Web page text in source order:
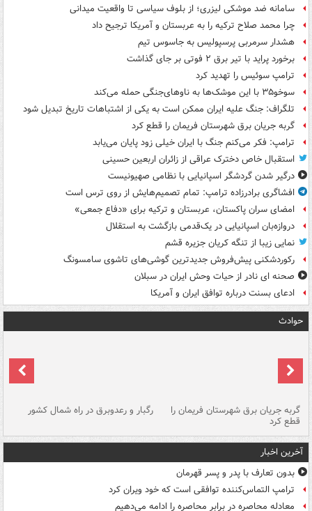
سامانه ضد موشکی لیزری؛ از بلوف سیاسی تا واقعیت میدانی
چرا محمد صلاح ترکیه را به عربستان و آمریکا ترجیح داد
هشدار سرمربی پرسپولیس به جاسوس تیم
برخورد پراید با تیر برق ۲ فوتی بر جای گذاشت
ترامپ سوئیس را تهدید کرد
سوخو۳۵ با این موشک‌ها به ناوهای‌جنگی حمله می‌کند
تلگراف: جنگ علیه ایران ممکن است به یکی از اشتباهات تاریخ تبدیل شود
گربه جریان برق شهرستان فریمان را قطع کرد
ترامپ: فکر می‌کنم جنگ با ایران خیلی زود پایان می‌یابد
استقبال خاص دخترک عراقی از زائران اربعین حسینی
درگیر شدن گردشگر اسپانیایی با نظامی صهیونیست
افشاگری برادرزاده ترامپ: تمام تصمیم‌هایش از روی ترس است
امضای سران پاکستان، عربستان و ترکیه برای «دفاع جمعی»
دروازه‌بان اسپانیایی در یک‌قدمی بازگشت به استقلال
نمایی زیبا از تنگه کریان جزیره قشم
رکوردشکنی پیش‌فروش جدیدترین گوشی‌های تاشوی سامسونگ
صحنه ای نادر از حیات وحش ایران در سبلان
ادعای بسنت درباره توافق ایران و آمریکا
حوادث
گربه جریان برق شهرستان فریمان را
قطع کرد
رگبار و رعدوبرق در راه شمال کشور
آخرین اخبار
بدون تعارف با پدر و پسر قهرمان
ترامپ التماس‌کننده توافقی است که خود ویران کرد
معادله محاصره در برابر محاصره را ادامه می‌دهیم